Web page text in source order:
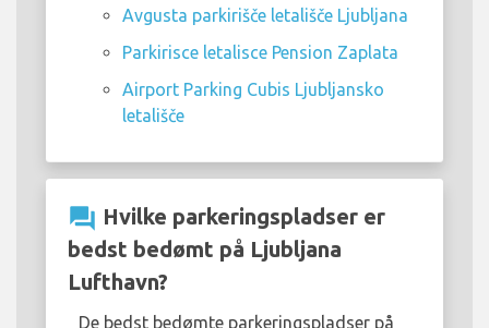
Avgusta parkirišče letališče Ljubljana
Parkirisce letalisce Pension Zaplata
Airport Parking Cubis Ljubljansko
letališče
question_answer Hvilke parkeringspladser er
bedst bedømt på Ljubljana
Lufthavn?
De bedst bedømte parkeringspladser på